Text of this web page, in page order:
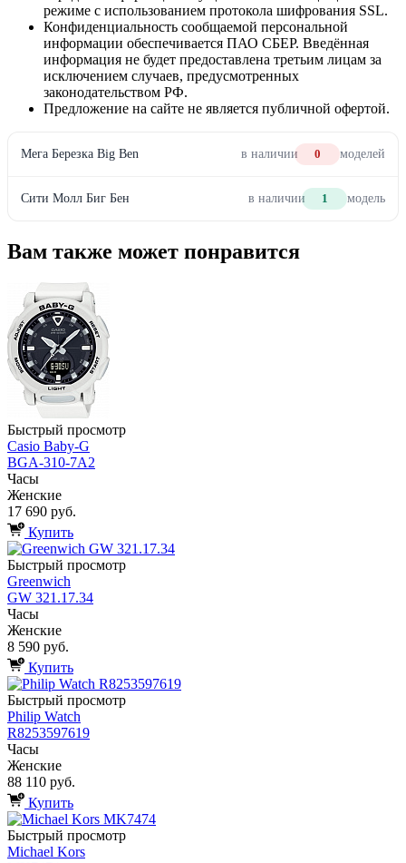
режиме с использованием протокола шифрования SSL.
Конфиденциальность сообщаемой персональной
информации обеспечивается ПАО СБЕР. Введённая
информация не будет предоставлена третьим лицам за
исключением случаев, предусмотренных
законодательством РФ.
Предложение на сайте не является публичной офертой.
Мега Березка Big Ben в наличии 0 моделей
Сити Молл Биг Бен в наличии 1 модель
Вам также может понравится
Быстрый просмотр
Casio Baby-G
BGA-310-7A2
Часы
Женские
17 690 руб.
Купить
Быстрый просмотр
Greenwich
GW 321.17.34
Часы
Женские
8 590 руб.
Купить
Быстрый просмотр
Philip Watch
R8253597619
Часы
Женские
88 110 руб.
Купить
Быстрый просмотр
Michael Kors